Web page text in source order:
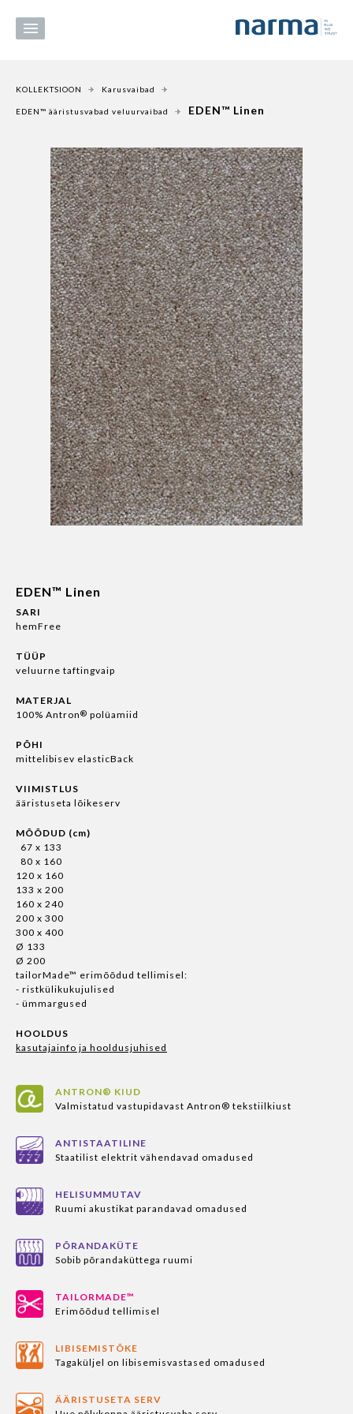
KOLLEKTSIOON Karusvaibad
EDEN™ ääristusvabad veluurvaibad EDEN™ Linen
EDEN™ Linen
SARI
hemFree
TÜÜP
veluurne taftingvaip
MATERJAL
100% Antron® polüamiid
PÕHI
mittelibisev elasticBack
VIIMISTLUS
ääristuseta lõikeserv
MÕÕDUD (cm)
67 x 133
80 x 160
120 x 160
133 x 200
160 x 240
200 x 300
300 x 400
Ø 133
Ø 200
tailorMade™ erimõõdud tellimisel:
- ristkülikukujulised
- ümmargused
HOOLDUS
kasutajainfo ja hooldusjuhised
ANTRON® KIUD
Valmistatud vastupidavast Antron® tekstiilkiust
ANTISTAATILINE
Staatilist elektrit vähendavad omadused
HELISUMMUTAV
Ruumi akustikat parandavad omadused
PÕRANDAKÜTE
Sobib põrandaküttega ruumi
TAILORMADE™
Erimõõdud tellimisel
LIBISEMISTÕKE
Tagaküljel on libisemisvastased omadused
ÄÄRISTUSETA SERV